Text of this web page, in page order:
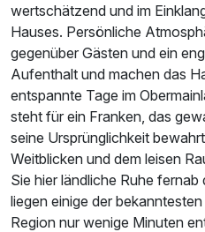
Familienzimmer
2 Erwachsene und 3 Kinder
wertschätzend und im
Hauses. Persönliche
gegenüber Gästen und ein
Aufenthalt und machen das
entspannte Tage im
steht für ein Franken, das
seine Ursprünglichkeit
Weitblicken und dem leisen
Sie hier ländliche Ruhe
liegen einige der
Region nur wenige Minuten